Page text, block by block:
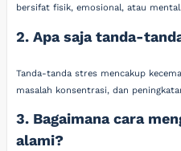
bersifat fisik, emosional, atau
2. Apa saja tanda-
Tanda-tanda stres mencakup
masalah konsentrasi, dan
3. Bagaimana cara
alami?